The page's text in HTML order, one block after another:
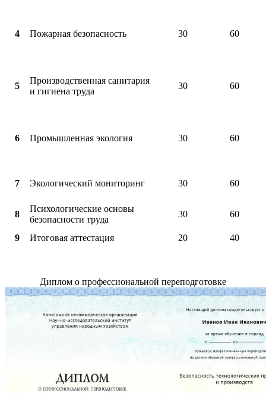
4 Пожарная безопасность 30 60
5
Производственная санитария
и гигиена труда
30 60
6 Промышленная экология 30 60
7 Экологический мониторинг 30 60
8
Психологические основы
безопасности труда
30 60
9 Итоговая аттестация 20 40
Диплом о профессиональной переподготовке